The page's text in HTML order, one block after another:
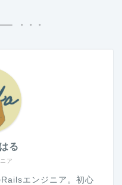
ア
る
エンジニア。初心